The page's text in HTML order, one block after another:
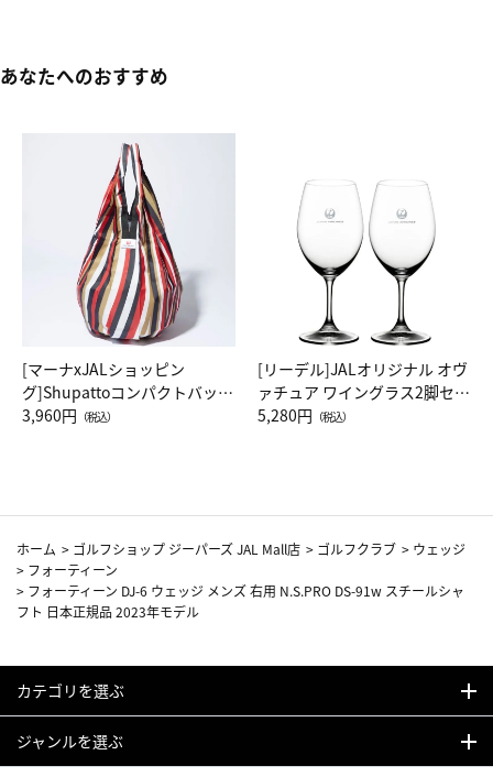
あなたへのおすすめ
[マーナxJALショッピン
グ]Shupattoコンパクトバッグ
Drop JAL客室乗務員（LC）ス
3,960円 （税込）
[リーデル]JALオリジナル オヴ
ァチュア ワイングラス2脚セッ
ト（レッドワイン）
5,280円 （税込）
ホーム > ゴルフショップ ジーパーズ JAL Mall店 > ゴルフクラブ > ウェッジ
> フォーティーン
> フォーティーン DJ-6 ウェッジ メンズ 右用 N.S.PRO DS-91w スチールシャ
フト 日本正規品 2023年モデル
カテゴリを選ぶ
ジャンルを選ぶ